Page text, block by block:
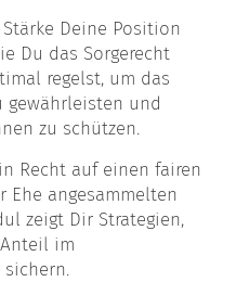
Stärke Deine Position
Du das Sorgerecht
regelst, um das
gewährleisten und
zu schützen.
Recht auf einen fairen
Ehe angesammelten
zeigt Dir Strategien,
im
sichern.